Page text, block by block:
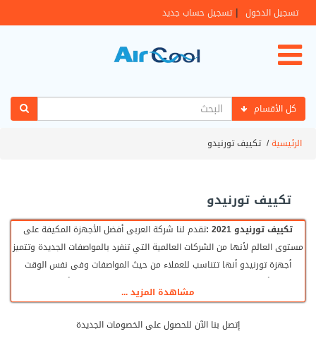
تسجيل الدخول | تسجيل حساب جديد
كل الأقسام
الرئيسية/تكييف تورنيدو
تكييف تورنيدو
تكييف تورنيدو 2021 :تقدم لنا شركة العربى أفضل الأجهزة المكيفة على
مستوى العالم لأنها من الشركات العالمية التي تنفرد بالمواصفات الجديدة وتتميز
أجهزة تورنيدو أنها تتناسب للعملاء من حيث المواصفات وفى نفس الوقت
الأسعار أقل الأسعار التى تحصل عليها وتكون فى نفس الوقت أمكانيات عالية
وخدمات متميزة بعد البيع مع أجهزتنا ستستمتع بحياة هادئة وممتع بأفضل درجة
من التبريد .
مشاهدة المزيد ...
إتصل بنا الآن للحصول على الخصومات الجديدة